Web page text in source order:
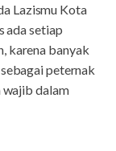
Lazismu Kota
ada setiap
karena banyak
peternak
wajib dalam